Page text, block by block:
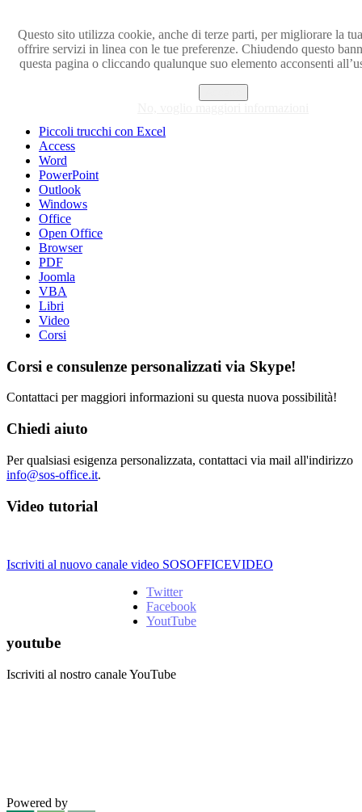
Questo sito utilizza cookie, anche di terze parti, per migliorare la
offrire servizi in linea con le tue preferenze. Chiudendo questo
questa pagina o cliccando qualunque suo elemento acconsenti
Visita i forum di SOS-OFFICE
Piccoli trucchi con Excel
Access
Word
PowerPoint
Outlook
Windows
Office
Open Office
Browser
PDF
Joomla
VBA
Libri
Video
Corsi
Corsi e consulenze personalizzati via Skype!
Contattaci per maggiori informazioni su questa nuova possibilità!
Chiedi aiuto
Per qualsiasi esigenza personalizzata, contattaci via mail all'indirizzo
info@sos-office.it.
Video tutorial
Iscriviti al nuovo canale video SOSOFFICEVIDEO
Twitter
Facebook
YoutTube
youtube
Iscriviti al nostro canale YouTube
Powered by